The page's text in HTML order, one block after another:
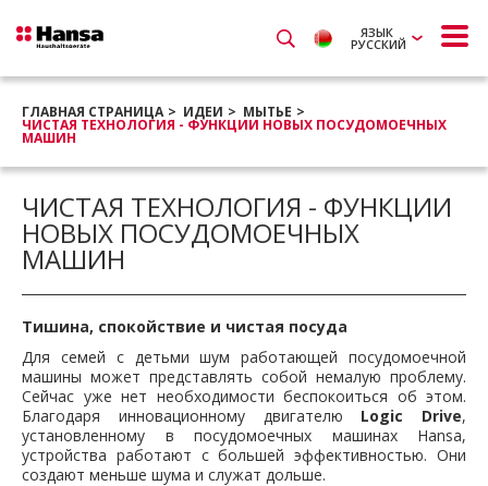
ЯЗЫК
РУССКИЙ
ГЛАВНАЯ СТРАНИЦА ИДЕИ МЫТЬЕ
ЧИСТАЯ ТЕХНОЛОГИЯ - ФУНКЦИИ НОВЫХ ПОСУДОМОЕЧНЫХ
МАШИН
ЧИСТАЯ ТЕХНОЛОГИЯ - ФУНКЦИИ
НОВЫХ ПОСУДОМОЕЧНЫХ
МАШИН
Тишина, спокойствие и чистая посуда
Для семей с детьми шум работающей посудомоечной
машины может представлять собой немалую проблему.
Сейчас уже нет необходимости беспокоиться об этом.
Благодаря инновационному двигателю Logic Drive,
установленному в посудомоечных машинах Hansa,
устройства работают с большей эффективностью. Они
создают меньше шума и служат дольше.